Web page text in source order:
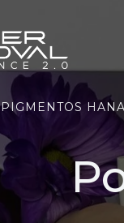
PIGMENTOS